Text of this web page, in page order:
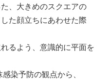
、大きめのスクエアの
た顔立ちにあわせた際
るよう、意識的に平面を
染予防の観点から、